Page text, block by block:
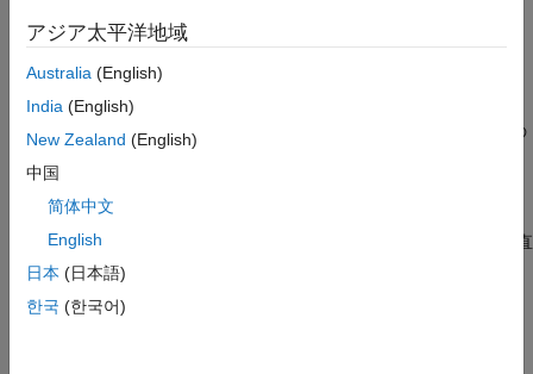
機器との接続、設定、通信の基本手順
TCP/IP、UDP、I2C、SPI、シリアルポート、GPIB、VISAなどの
ドライバーベースの計器通信
IVI®、VXI
、または汎用ドライバを使用した直
感的な言語指向のコマンド
Simulink における直接インターフェース通信
アジア太平洋地域
Australia (English)
India (English)
New Zealand (English)
中国
简体中文
English
日本 (日本語)
한국 (한국어)